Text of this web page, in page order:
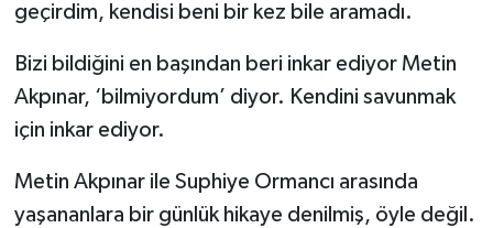
geçirdim, kendisi beni bir kez bile aramadı.
Bizi bildiğini en başından beri inkar ediyor Metin
Akpınar, ‘bilmiyordum’ diyor. Kendini savunmak
için inkar ediyor.
Metin Akpınar ile Suphiye Ormancı arasında
yaşananlara bir günlük hikaye denilmiş, öyle değil.